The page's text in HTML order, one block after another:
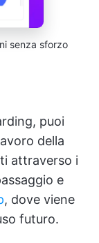
senza sforzo
puoi
della
attraverso i
e
, dove viene
futuro.